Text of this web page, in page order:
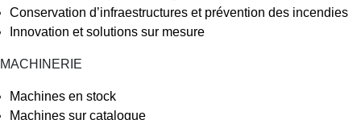
Conservation d’infraestructures et prévention des incendies
Innovation et solutions sur mesure
MACHINERIE
Machines en stock
Machines sur catalogue